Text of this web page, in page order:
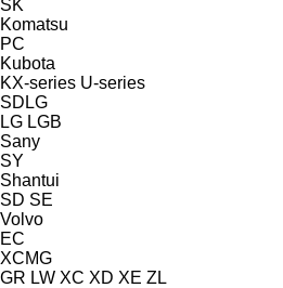
SK
Komatsu
PC
Kubota
KX-series U-series
SDLG
LG LGB
Sany
SY
Shantui
SD SE
Volvo
EC
XCMG
GR LW XC XD XE ZL